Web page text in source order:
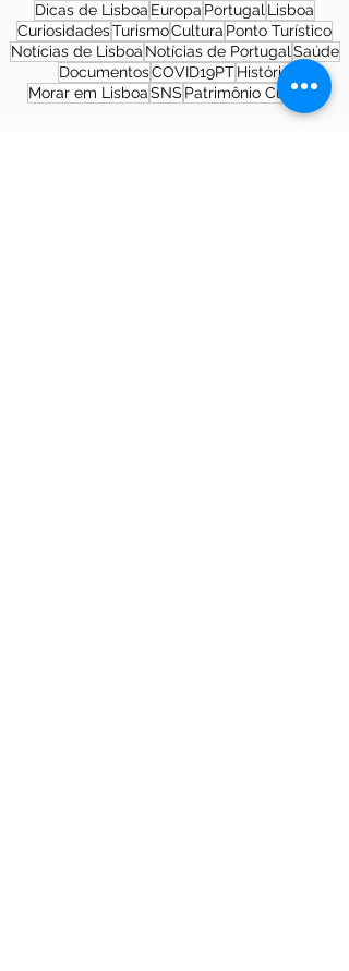
Dicas de Lisboa Europa Portugal Lisboa
CuriosidadesTurismoCultura Ponto Turístico
Notícias de Lisboa Notícias de Portugal Saúde
DocumentosCOVID19PTHistória
Morar em LisboaSNS Patrimônio Cultural